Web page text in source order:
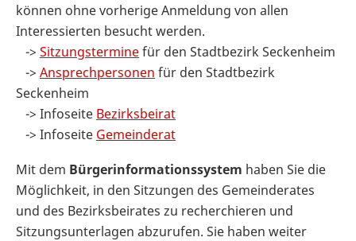
können ohne vorherige Anmeldung von allen
Interessierten besucht werden.
-> Sitzungsterminefür den Stadtbezirk Seckenheim
-> Ansprechpersonen für den Stadtbezirk
Seckenheim
-> Infoseite Bezirksbeirat
-> Infoseite Gemeinderat
Mit dem Bürgerinformationssystem haben Sie die
Möglichkeit, in den Sitzungen des Gemeinderates
und des Bezirksbeirates zu recherchieren und
Sitzungsunterlagen abzurufen. Sie haben weiter